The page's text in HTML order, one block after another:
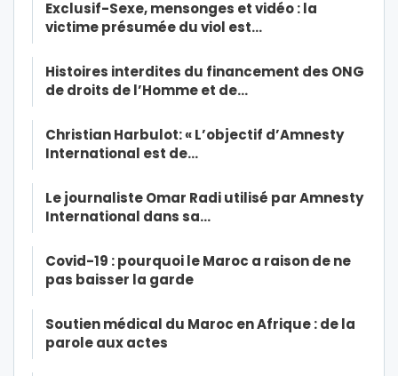
Exclusif-Sexe, mensonges et vidéo : la
victime présumée du viol est…
Histoires interdites du financement des ONG
de droits de l’Homme et de…
Christian Harbulot: « L’objectif d’Amnesty
International est de…
Le journaliste Omar Radi utilisé par Amnesty
International dans sa…
Covid-19 : pourquoi le Maroc a raison de ne
pas baisser la garde
Soutien médical du Maroc en Afrique : de la
parole aux actes